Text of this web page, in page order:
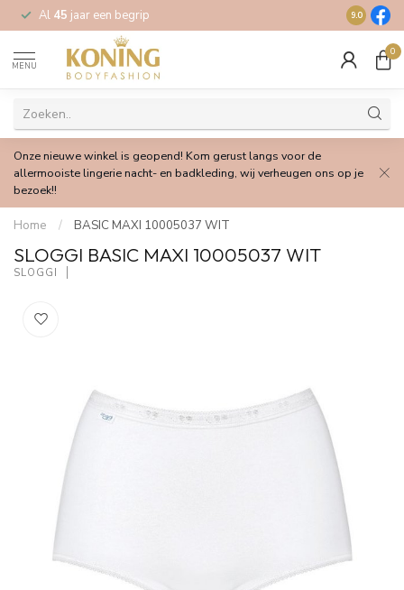
Al 45 jaar een begrip Gratis
9.0
MENU
0
Onze nieuwe winkel is geopend! Kom gerust langs voor de
allermooiste lingerie nacht- en badkleding, wij verheugen ons op je
bezoek!!
Home / BASIC MAXI 10005037 WIT
SLOGGI BASIC MAXI 10005037 WIT
SLOGGI